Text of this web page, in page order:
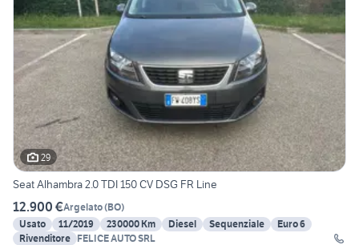
29
Seat Alhambra 2.0 TDI 150 CV DSG FR Line
12.900 €Argelato(BO)
Usato
11/2019 230000 Km Diesel Sequenziale
Euro 6
Rivenditore FELICE AUTO SRL